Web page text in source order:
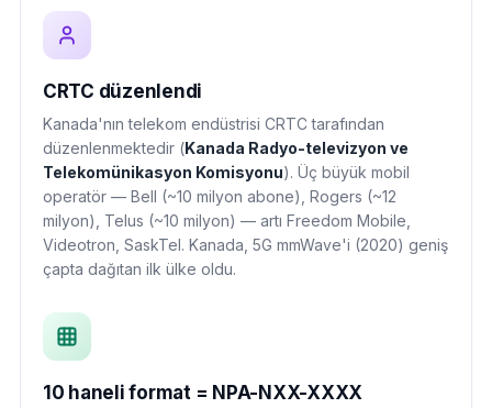
CRTC düzenlendi
Kanada'nın telekom endüstrisi CRTC tarafından
düzenlenmektedir (Kanada Radyo-televizyon ve
Telekomünikasyon Komisyonu). Üç büyük mobil
operatör — Bell (~10 milyon abone), Rogers (~12
milyon), Telus (~10 milyon) — artı Freedom Mobile,
Videotron, SaskTel. Kanada, 5G mmWave'i (2020) geniş
çapta dağıtan ilk ülke oldu.
10 haneli format = NPA-NXX-XXXX